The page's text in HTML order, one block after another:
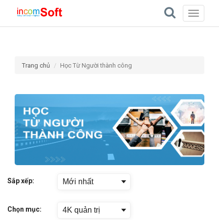
Toggle
Trang chủ Học Từ Người thành công
Sắp xếp: Mới nhất
Chọn mục: 4K quản trị